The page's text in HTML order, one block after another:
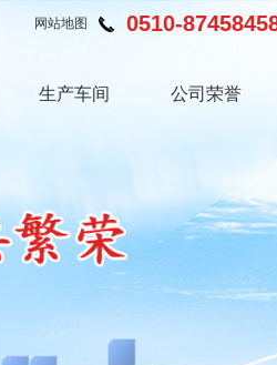
网站地图 0510-
生产车间 公司荣誉